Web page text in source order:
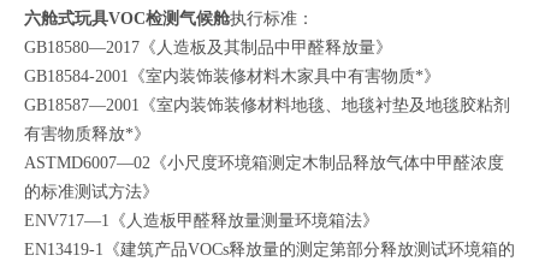
六舱式玩具VOC检测气候舱执行标准：
GB18580—2017《人造板及其制品中甲醛释放量》
GB18584-2001《室内装饰装修材料木家具中有害物质*》
GB18587—2001《室内装饰装修材料地毯、地毯衬垫及地毯胶粘剂
有害物质释放*》
ASTMD6007—02《小尺度环境箱测定木制品释放气体中甲醛浓度
的标准测试方法》
ENV717—1《人造板甲醛释放量测量环境箱法》
EN13419-1《建筑产品VOCs释放量的测定第部分释放测试环境箱的